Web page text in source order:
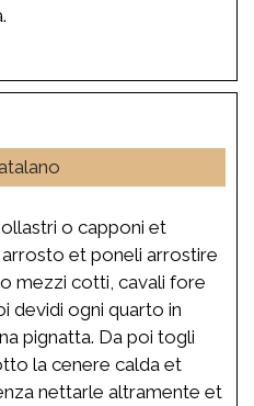
o capponi et
et poneli arrostire
mezzi cotti, cavali fore
devidi ogni quarto in
pignatta. Da poi togli
la cenere calda et
nettarle altramente et